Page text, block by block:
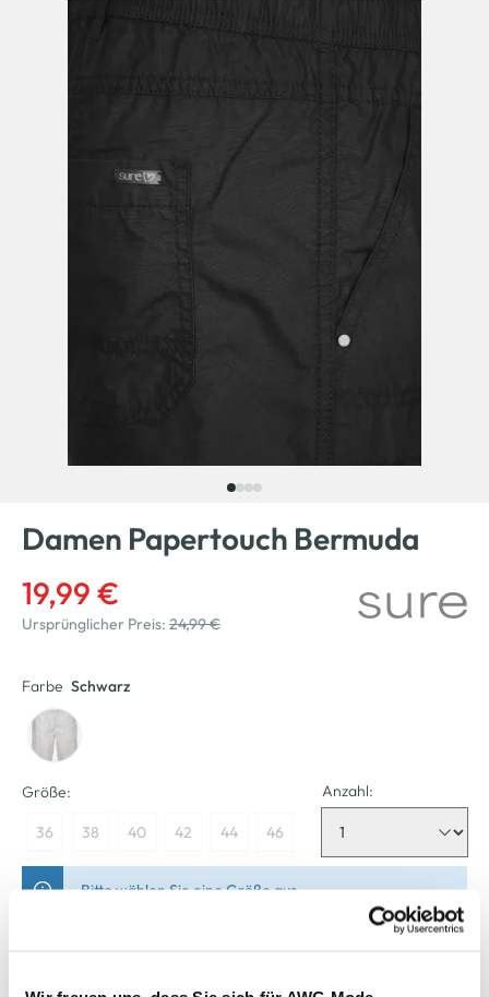
Damen Papertouch Bermuda
19,99 €
Ursprünglicher Preis: 24,99 €
Farbe Schwarz
Größe:
36 38 40 42 44 46
Anzahl:
Bitte wählen Sie eine Größe aus